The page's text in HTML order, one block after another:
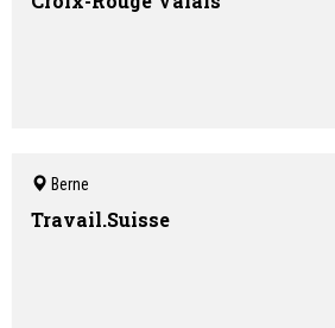
Berne
Travail.Suisse